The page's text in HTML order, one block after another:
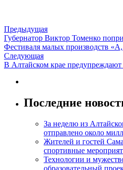
Предыдущая
Губернатор Виктор Томенко
Фестиваля малых производств «А,
Следующая
В Алтайском крае
Последние
За неделю из
отправлено около
Жителей и гостей
спортивные
Технологии и
образовательный